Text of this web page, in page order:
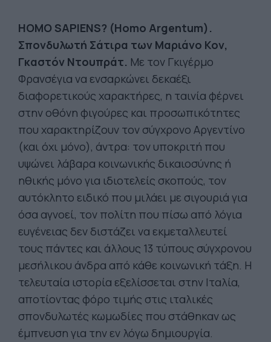
HOMO SAPIENS? (Homo Argentum).
Σπονδυλωτή Σάτιρα των Μαριάνο Κον,
Γκαστόν Ντουπράτ. Με τον Γκιγέρμο
Φρανσέγια να ενσαρκώνει δεκαέξι
διαφορετικούς χαρακτήρες, η ταινία φέρνει
στην οθόνη φιγούρες και προσωπικότητες
που χαρακτηρίζουν τον σύγχρονο Αργεντίνο
(και όχι μόνο), άντρα: τον υποκριτή που
υψώνει λάβαρα κοινωνικής δικαιοσύνης ή
ηθικής μόνο για ιδιοτελείς σκοπούς, τον
αυτόκλητο ειδικό που μιλάει με σιγουριά για
όσα αγνοεί, τον πολίτη που πίσω από λόγια
ευγένειας δεν διστάζει να εκμεταλλευτεί
τους πάντες και άλλους 13 τύπους σύγχρονου
μεσήλικου άνδρα από κάθε κοινωνική τάξη. Η
τελευταία ιστορία εξελίσσεται στην Ιταλία,
αποτίοντας φόρο τιμής στις ιταλικές
σπονδυλωτές κωμωδίες που στάθηκαν ως
έμπνευση για την εν λόγω δημιουργία.